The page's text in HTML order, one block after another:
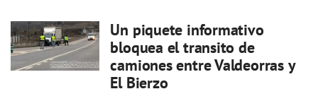
Un piquete informativo
bloquea el transito de
camiones entre Valdeorras y
El Bierzo